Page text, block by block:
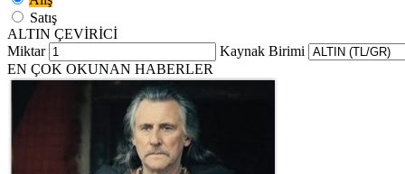
Satış
ALTIN ÇEVİRİCİ
Miktar
Kaynak Birimi
EN ÇOK OKUNAN HABERLER